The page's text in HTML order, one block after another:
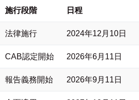
施行段階 日程
法律施行 2024年12月10日
CAB認定開始 2026年6月11日
報告義務開始 2026年9月11日